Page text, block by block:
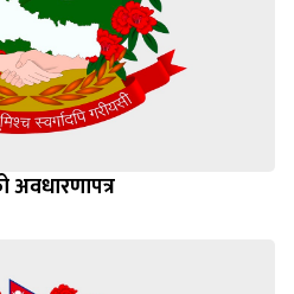
अवधारणापत्र